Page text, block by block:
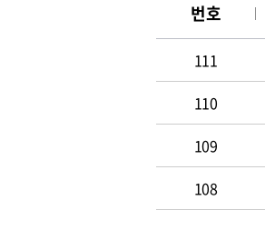
번호
111
110
109
108